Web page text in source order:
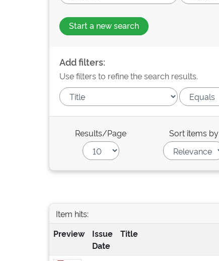
Start a new search
Add filters:
Use filters to refine the search results.
Results/Page Sort items by
Item hits:
Preview
Issue
Date
Title